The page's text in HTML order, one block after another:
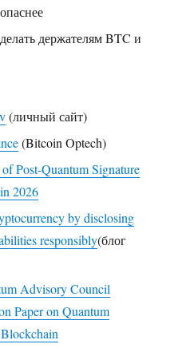
держателям BTC и
(личный сайт)
(Bitcoin Optech)
Post-Quantum Signature
2026
by disclosing
responsibly(блог
Advisory Council
Paper on Quantum